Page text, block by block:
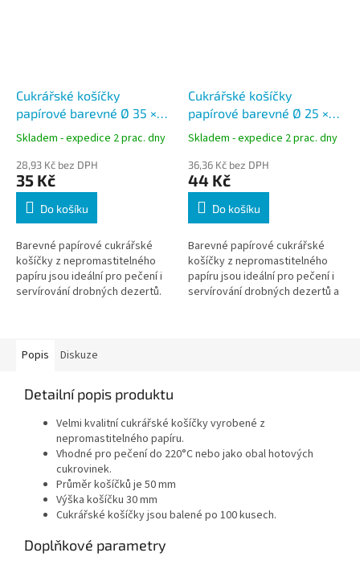
Cukrářské košíčky
papírové barevné Ø 35 ×
20 mm mix 100 ks
Skladem - expedice 2 prac. dny
28,93 Kč bez DPH
35 Kč
Do košíku
Barevné papírové cukrářské
košíčky z nepromastitelného
papíru jsou ideální pro pečení i
servírování drobných dezertů.
Cukrářské košíčky
papírové barevné Ø 25 ×
18 mm mix 200 ks
Skladem - expedice 2 prac. dny
36,36 Kč bez DPH
44 Kč
Do košíku
Barevné papírové cukrářské
košíčky z nepromastitelného
papíru jsou ideální pro pečení i
servírování drobných dezertů a
Popis Diskuze
Detailní popis produktu
Velmi kvalitní cukrářské košíčky vyrobené z
nepromastitelného papíru.
Vhodné pro pečení do 220°C nebo jako obal hotových
cukrovinek.
Průměr košíčků je 50 mm
Výška košíčku 30 mm
Cukrářské košíčky jsou balené po 100 kusech.
Doplňkové parametry